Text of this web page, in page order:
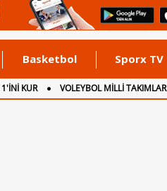
Basketbol Sporx TV
KUR VOLEYBOL MİLLİ TAKIMLAR